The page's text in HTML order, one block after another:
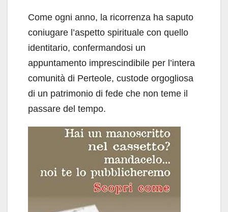
Come ogni anno, la ricorrenza ha saputo
coniugare l’aspetto spirituale con quello
identitario, confermandosi un
appuntamento imprescindibile per l’intera
comunità di Perteole, custode orgogliosa
di un patrimonio di fede che non teme il
passare del tempo.